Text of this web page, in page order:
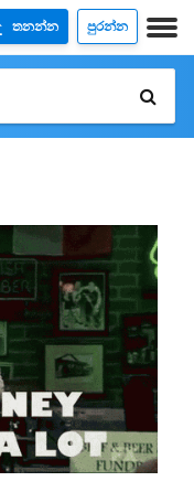
තනන්න පුරන්න